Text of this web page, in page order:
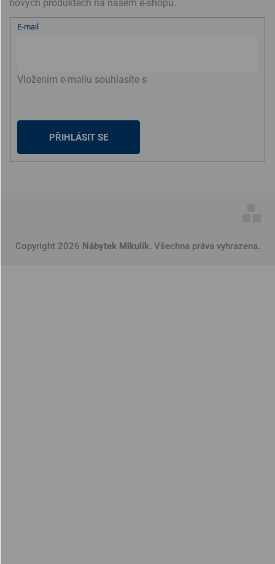
nových produktech na našem e-shopu.
E-mail
Vložením e-mailu souhlasíte s
PŘIHLÁSIT SE
Copyright 2026 Nábytek Mikulík. Všechna práva vyhrazena.